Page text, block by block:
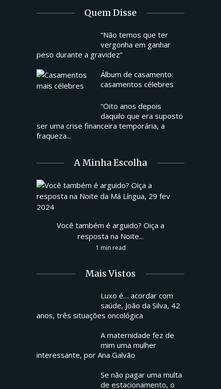
Quem Disse
“Não temos que ter
vergonha em ganhar
peso durante a gravidez”
Álbum de casamento:
casamentos célebres
“Oito anos depois
daquilo que era suposto
ser uma crise financeira temporária, a
fraqueza...
A Minha Escolha
Você também é arguido? Oiça a
resposta na Noite...
1 min read
Mais Vistos
Luxo é… acordar com
saúde, João da Silva, 42
anos, três situações oncológica
A maternidade fez de
mim uma mulher
interessante, por Ana Galvão
Se não pagar uma multa
de estacionamento, o